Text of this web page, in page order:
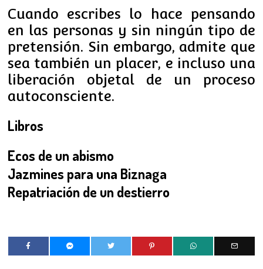
Cuando escribes lo hace pensando
en las personas y sin ningún tipo de
pretensión. Sin embargo, admite que
sea también un placer, e incluso una
liberación objetal de un proceso
autoconsciente.
Libros
Ecos de un abismo
Jazmines para una Biznaga
Repatriación de un destierro